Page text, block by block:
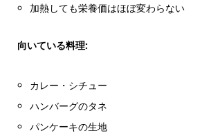
加熱しても栄養価はほぼ変わらない
向いている料理:
カレー・シチュー
ハンバーグのタネ
パンケーキの生地